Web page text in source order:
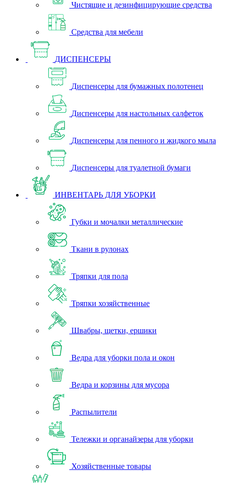
Чистящие и дезинфицирующие средства
Средства для мебели
ДИСПЕНСЕРЫ
Диспенсеры для бумажных полотенец
Диспенсеры для настольных салфеток
Диспенсеры для пенного и жидкого мыла
Диспенсеры для туалетной бумаги
ИНВЕНТАРЬ ДЛЯ УБОРКИ
Губки и мочалки металлические
Ткани в рулонах
Тряпки для пола
Тряпки хозяйственные
Швабры, щетки, ершики
Ведра для уборки пола и окон
Ведра и корзины для мусора
Распылители
Тележки и органайзеры для уборки
Хозяйственные товары